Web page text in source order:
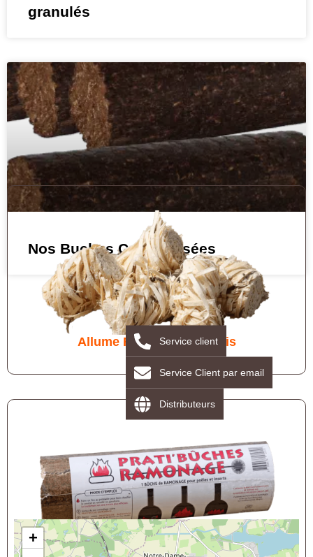
granulés
Nos Buches Compressées
Allume Feu / Laine de bois
+
Service client
Service Client par email
Distributeurs